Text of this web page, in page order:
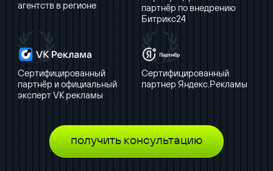
агентств в регионе
партнёр по внедрению
Битрикс24
Сертифицированный
партнёр и официальный
эксперт VK рекламы
Сертифицированный
партнер Яндекс.Рекламы
получить консультацию